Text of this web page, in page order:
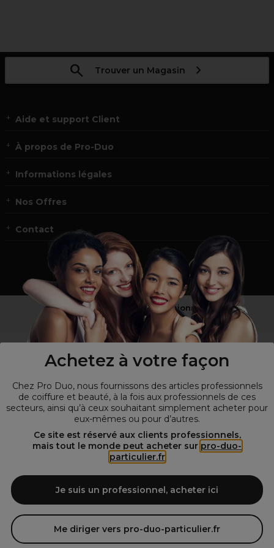
Achetez à votre façon
Chez Pro Duo, nous fournissons des articles professionnels
de coiffure et beauté, à la fois aux professionnels de ces
secteurs, ainsi qu’à ceux souhaitant simplement acheter pour
eux-mêmes ou pour d’autres.
Ce site est réservé aux clients professionnels,
mais tout le monde peut acheter sur pro-duo-
particulier.fr
Je suis un professionnel, acheter ici
Me diriger vers pro-duo-particulier.fr
Trouver un Magasin
Aide et support Client
À propos de Pro-Duo
Informations légales
Nos Offres
Contact
Vous n’êtes pas un professionnel ?
Visitez notre site pourles particuliers !
© Tous droits réservés © Pro-Duo
Spécialiste de la coiffure et de la beauté, nous vous proposons une
large sélection de produits professionnels pour la coiffure et
l'esthétique autour d'un choix de grandes marques qui font de Pro-
de beauté! Notre gamme de produits s’adresse également à tous ceux
qui sont à la recherche de produits et d'accessoires de coiffure et de
matériel esthétique de qualité.